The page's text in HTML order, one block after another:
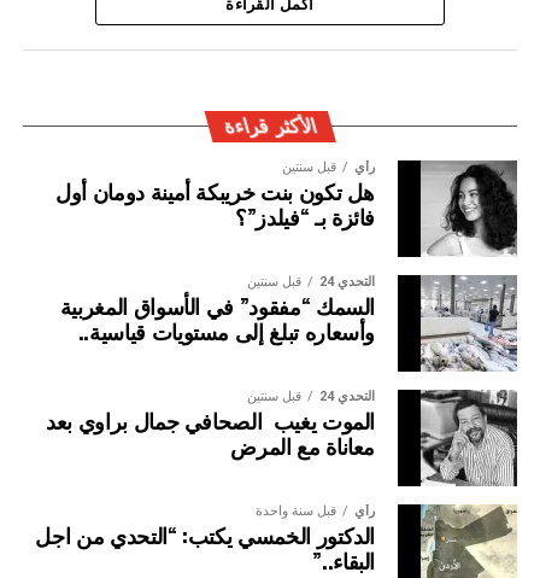
ويأتي توقيف المشتبه به في سياق التزام المصالح الأمنية
اكمل القراءة
الأكثر قراءة
رأي قبل سنتين
هل تكون بنت خريبكة أمينة دومان أول
فائزة بـ “فيلدز”؟
التحدي 24 قبل سنتين
السمك “مفقود” في الأسواق المغربية
وأسعاره تبلغ إلى مستويات قياسية..
التحدي 24 قبل سنتين
الموت يغيب الصحافي جمال براوي بعد
معاناة مع المرض
رأي قبل سنة واحدة
الدكتور الخمسي يكتب: “التحدي من اجل
البقاء..”